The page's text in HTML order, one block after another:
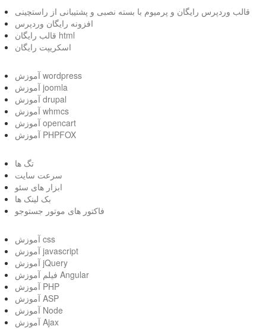
قالب وردپرس رایگان و پرمیوم با بسته نصبی و پشتیبانی از راستچینی
افزونه رایگان وردپرس
قالب رایگان html
اسکریپت رایگان
آموزش wordpress
آموزش joomla
آموزش drupal
آموزش whmcs
آموزش opencart
آموزش PHPFOX
تگ ها
سرعت سایت
ابزار های سئو
بک لینک ها
فاکتور های موتور جستوجو
آموزش css
آموزش javascript
آموزش jQuery
فیلم آموزش Angular
آموزش PHP
آموزش ASP
آموزش Node
آموزش Ajax